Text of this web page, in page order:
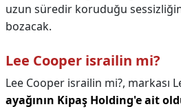
uzun süredir koruduğu
bozacak.
Lee Cooper israilin mi?
Lee Cooper israilin mi?, markası
ayağının Kipaş Holding'e ait